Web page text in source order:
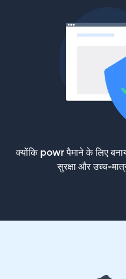
क्योंकि powr पैमाने के लिए
सुरक्षा और उच्च-